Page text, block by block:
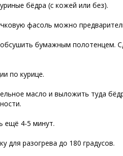
бёдра (с кожей или без).
фасоль можно
бумажным полотенцем.
по курице.
масло и выложить туда
ещё 4-5 минут.
для разогрева до 180 градусов.